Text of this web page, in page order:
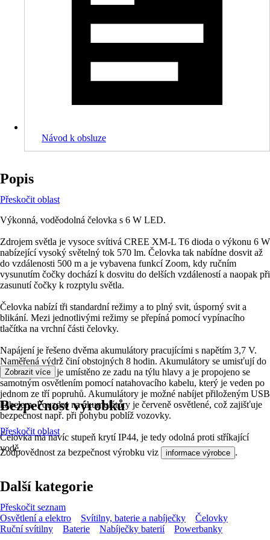
Návod k obsluze
Popis
Přeskočit oblast
Výkonná, voděodolná čelovka s 6 W LED.
Zdrojem světla je vysoce svítivá CREE XM-L T6 dioda o výkonu 6 W
nabízející vysoký světelný tok 570 lm. Čelovka tak nabídne dosvit až
do vzdálenosti 500 m a je vybavena funkcí Zoom, kdy ručním
vysunutím čočky dochází k dosvitu do delších vzdáleností a naopak při
zasunutí čočky k rozptylu světla.
Čelovka nabízí tři standardní režimy a to plný svit, úsporný svit a
blikání. Mezi jednotlivými režimy se přepíná pomocí vypínacího
tlačítka na vrchní části čelovky.
Napájení je řešeno dvěma akumulátory pracujícími s napětím 3,7 V.
Naměřená výdrž činí obstojných 8 hodin. Akumulátory se umisťují do
pouzdra, které je umístěno ze zadu na týlu hlavy a je propojeno se
samotným osvětlením pomocí natahovacího kabelu, který je veden po
jednom ze tří popruhů. Akumulátory je možné nabíjet přiloženým USB
kabelem. Pouzdro na akumulátory je červeně osvětlené, což zajišťuje
bezpečnost např. při pohybu poblíž vozovky.
Čelovka má navíc stupeň krytí IP44, je tedy odolná proti stříkající
vodě.
Zobrazit více
Bezpečnost výrobků
Přeskočit oblast
Zodpovědnost za bezpečnost výrobku viz informace výrobce .
Další kategorie
Přeskočit seznam
Osvětlení a elektro
Svítilny, baterie a nabíječky
Čelovky
Ruční svítilny
Baterie Nabíječky baterií Powerbanky